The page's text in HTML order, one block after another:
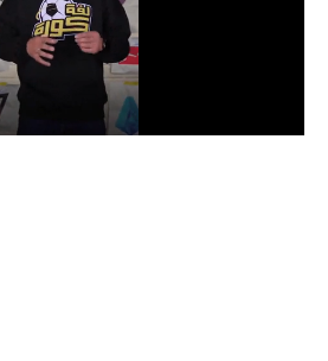
الدوري السعودي للمحترفين